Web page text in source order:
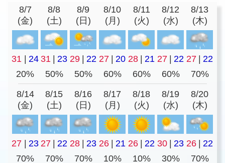
8/7
(金)
8/8
(土)
8/9
(日)
8/10
(月)
8/11
(火)
8/12
(水)
8/13
(木)
31 | 24 31 | 23 29 | 22 27 | 20 28 | 21 27 | 22 27 | 22
20%
50% 50% 60% 60% 60% 70%
8/14
(金)
8/15
(土)
8/16
(日)
8/17
(月)
8/18
(火)
8/19
(水)
8/20
(木)
27 | 23 27 | 22 28 | 23 26 | 21 26 | 22 30 | 23 26 | 22
70%
70% 70% 10% 10% 30%
70%